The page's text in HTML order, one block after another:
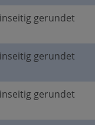
gerundet
gerundet
gerundet